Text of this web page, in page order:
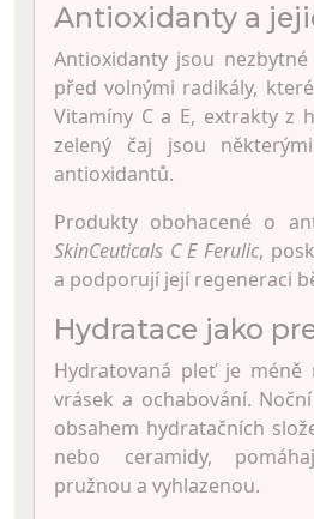
Antioxidanty a
Antioxidanty jsou
před volnými radikály,
Vitamíny C a E, extrakty z
zelený čaj jsou
antioxidantů.
Produkty obohacené o
SkinCeuticals C E Ferulic,
a podporují její regeneraci
Hydratace jako
Hydratovaná pleť je méně
vrásek a ochabování.
obsahem hydratačních
nebo ceramidy,
pružnou a vyhlazenou.